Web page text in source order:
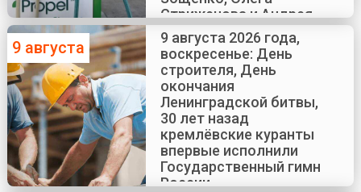
Стриженова и Андрея
Краско
9 августа
9 августа 2026 года,
воскресенье: День
строителя, День
окончания
Ленинградской битвы,
30 лет назад
кремлёвские куранты
впервые исполнили
Государственный гимн
России